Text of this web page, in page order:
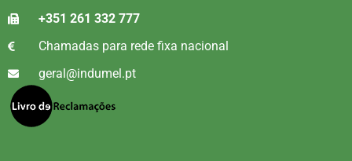
+351 261 332 777
Chamadas para rede fixa nacional
geral@indumel.pt